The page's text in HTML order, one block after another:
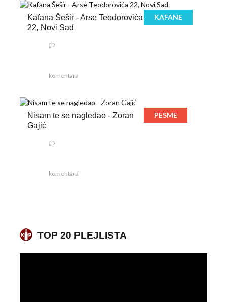
Kafana Šešir - Arse Teodorovića
22, Novi Sad
KAFANE
komentara
Nisam te se nagledao - Zoran
Gajić
PESME
komentara
TOP 20 PLEJLISTA